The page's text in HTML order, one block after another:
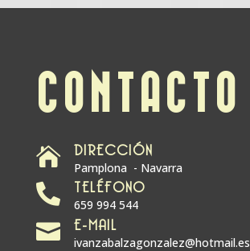
CONTACTO
 DIRECCIÓN
Pamplona - Navarra
 TELÉFONO
659 994 544
 E-MAIL
ivanzabalzagonzalez@hotmail.es